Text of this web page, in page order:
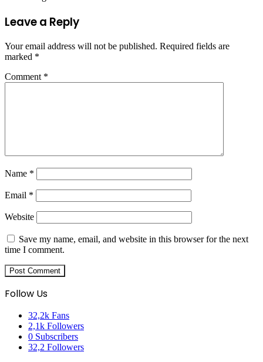
Leave a Reply
Your email address will not be published. Required fields are
marked *
Comment *
Name *
Email *
Website
Save my name, email, and website in this browser for the next
time I comment.
Follow Us
32,2k Fans
2,1k Followers
0 Subscribers
32,2 Followers